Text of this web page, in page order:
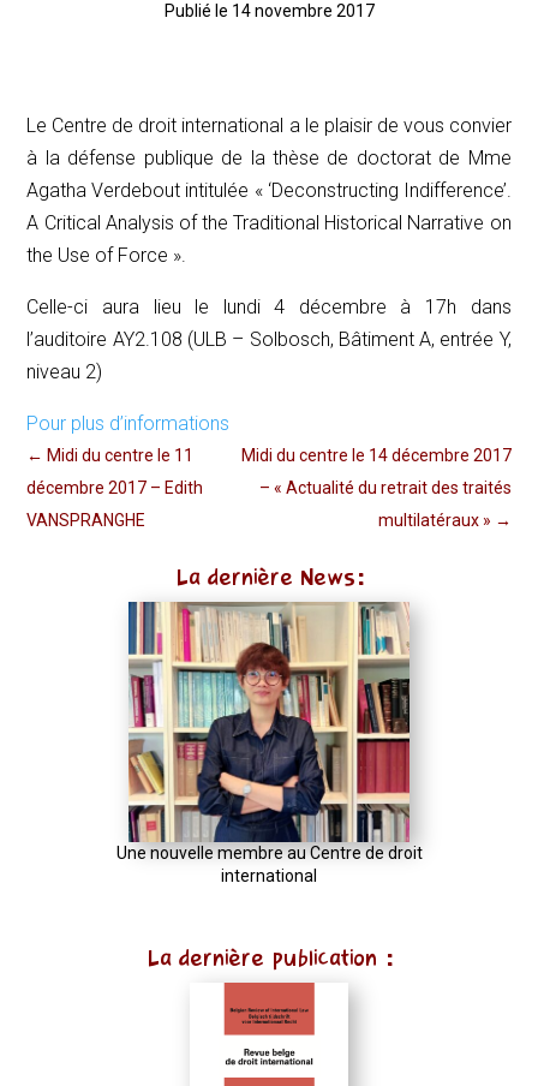
Publié le 14 novembre 2017
Le Centre de droit international a le plaisir de vous convier
à la défense publique de la thèse de doctorat de Mme
Agatha Verdebout intitulée « ‘Deconstructing Indifference’.
A Critical Analysis of the Traditional Historical Narrative on
the Use of Force ».
Celle-ci aura lieu le lundi 4 décembre à 17h dans
l’auditoire AY2.108 (ULB – Solbosch, Bâtiment A, entrée Y,
niveau 2)
Pour plus d’informations
← Midi du centre le 11
décembre 2017 – Edith
VANSPRANGHE
Midi du centre le 14 décembre 2017
– « Actualité du retrait des traités
multilatéraux » →
La dernière News:
Une nouvelle membre au Centre de droit
international
La dernière publication :